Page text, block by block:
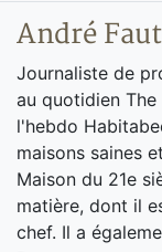
André
Journaliste de
au quotidien
l'hebdo
maisons saines
Maison du 21e
matière, dont il
chef. Il a